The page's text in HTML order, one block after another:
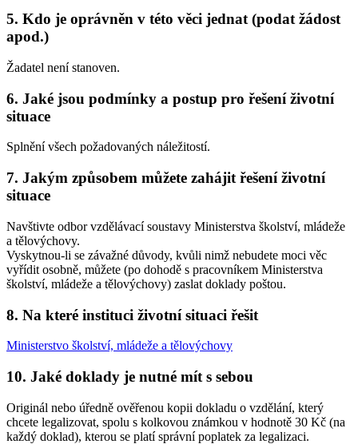
5. Kdo je oprávněn v této věci jednat (podat žádost
apod.)
Žadatel není stanoven.
6. Jaké jsou podmínky a postup pro řešení životní
situace
Splnění všech požadovaných náležitostí.
7. Jakým způsobem můžete zahájit řešení životní
situace
Navštivte odbor vzdělávací soustavy Ministerstva školství, mládeže
a tělovýchovy.
Vyskytnou-li se závažné důvody, kvůli nimž nebudete moci věc
vyřídit osobně, můžete (po dohodě s pracovníkem Ministerstva
školství, mládeže a tělovýchovy) zaslat doklady poštou.
8. Na které instituci životní situaci řešit
Ministerstvo školství, mládeže a tělovýchovy
10. Jaké doklady je nutné mít s sebou
Originál nebo úředně ověřenou kopii dokladu o vzdělání, který
chcete legalizovat, spolu s kolkovou známkou v hodnotě 30 Kč (na
každý doklad), kterou se platí správní poplatek za legalizaci.